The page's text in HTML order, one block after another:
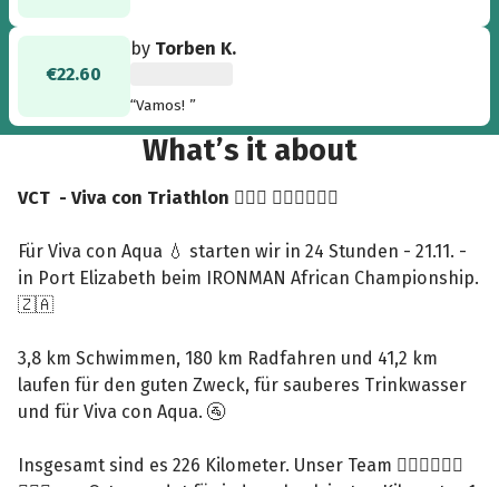
€22.60
by Torben K.
“Vamos! ”
What’s it about
VCT - Viva con Triathlon 🏊🏼‍♂️ 🚴🏼‍♂️🏃🏽‍♂️
Für Viva con Aqua 💧 starten wir in 24 Stunden - 21.11. -
in Port Elizabeth beim IRONMAN African Championship.
🇿🇦
3,8 km Schwimmen, 180 km Radfahren und 41,2 km
laufen für den guten Zweck, für sauberes Trinkwasser
und für Viva con Aqua. 🚰
Insgesamt sind es 226 Kilometer. Unser Team 🏊🏼‍♂️🚴🏼‍♂️